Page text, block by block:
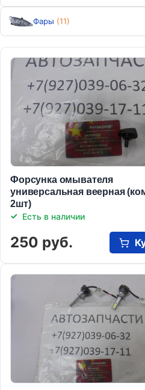
Фары (11)
Форсунка омывателя
универсальная веерная
2шт)
Есть в наличии
250 руб.